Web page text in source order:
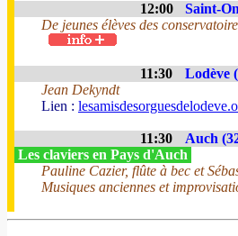
12:00 Saint-
De jeunes élèves des
11:30 Lodève
Jean Dekyndt
Lien :
11:30 Auch
Les claviers en Pays d'Auch
Pauline Cazier, flûte à bec et
Musiques anciennes et